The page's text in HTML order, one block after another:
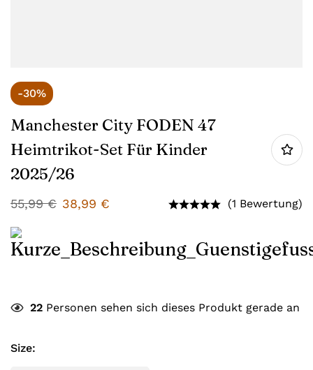
-30%
Manchester City FODEN 47
Heimtrikot-Set Für Kinder
2025/26
55,99€ 38,99 € (1 Bewertung)
22 Personen sehen sich dieses Produkt gerade an
Size: